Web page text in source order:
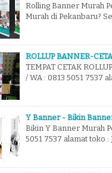
Rolling Banner Murah
Murah di Pekanbaru?
ROLLUP BANNER-
TEMPAT CETAK
/ WA : 0813 5051 7537
Y Banner - Bikin
Bikin Y Banner Murah
5051 7537 alamat toko :